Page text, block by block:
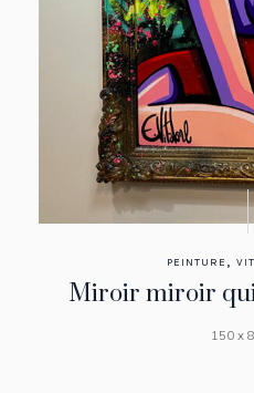
PEINTURE ,
Miroir miroir qui
150 x